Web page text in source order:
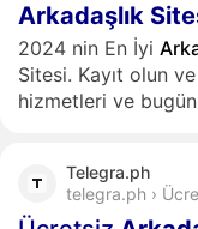
Arkadaşlık
2024 nin En İyi
Sitesi. Kayıt olun
hizmetleri ve bugün
Telegra.ph
telegra.ph ›